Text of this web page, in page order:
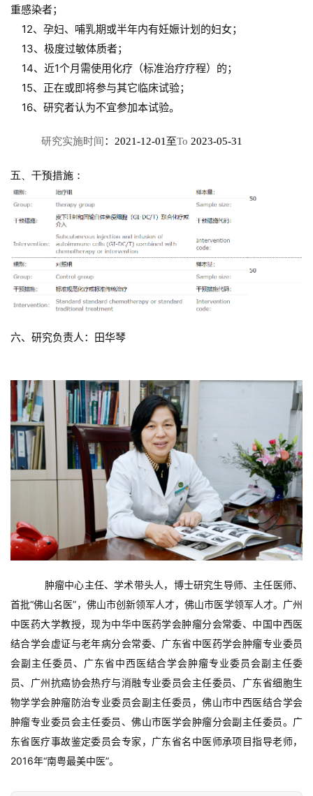
动
关
于
我
重感染者；
12、孕妇、哺乳期或半年内有妊娠计划的妇女；
13、极度过敏体质者；
14、近1个月需使用化疗（标准治疗疗程）的；
15、正在或即将参与其它临床试验；
16、研究者认为不宜参加本试验。
研究实施时间 ： 2021-12-01至To 2023-05-31
五、干预措施：
六、研究负责人：田华琴
肿瘤中心主任、学术带头人，博士研究生导师、主任医师、
首批“佛山名医”，佛山市创新领军人才，佛山市医学领军人才。广州
中医药大学教授，现为中华中医药学会肿瘤分会常委、中国中西医
结合学会虚证与老年病分会常委、广东省中医药学会肿瘤专业委员
会副主任委员、广东省中西医结合学会肿瘤专业委员会副主任委
员、广州抗癌协会热疗与消融专业委员会主任委员、广东省细胞生
物学学会肿瘤防治专业委员会副主任委员，佛山市中西医结合学会
肿瘤专业委员会主任委员、佛山市医学会肿瘤分会副主任委员。广
东省医疗事故鉴定委员会专家，广东省名中医师承项目指导老师，
2016年“南粤最美中医”。